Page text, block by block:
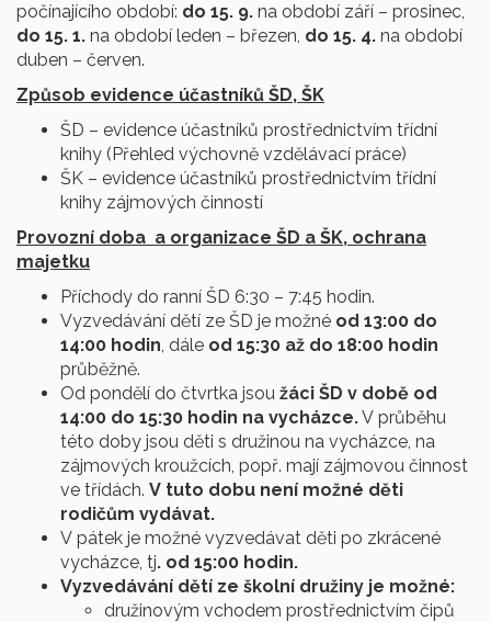
počínajícího období: do 15. 9. na období září – prosinec,
do 15. 1. na období leden – březen, do 15. 4. na období
duben – červen.
Způsob evidence účastníků ŠD, ŠK
ŠD – evidence účastníků prostřednictvím třídní
knihy (Přehled výchovně vzdělávací práce)
ŠK – evidence účastníků prostřednictvím třídní
knihy zájmových činností
Provozní doba a organizace ŠD a ŠK, ochrana
majetku
Příchody do ranní ŠD 6:30 – 7:45 hodin.
Vyzvedávání dětí ze ŠD je možné od 13:00 do
14:00 hodin, dále od 15:30 až do 18:00 hodin
průběžně.
Od pondělí do čtvrtka jsou žáci ŠD v době od
14:00 do 15:30 hodin na vycházce.V průběhu
této doby jsou děti s družinou na vycházce, na
zájmových kroužcích, popř. mají zájmovou činnost
ve třídách. V tuto dobu není možné děti
rodičům vydávat.
V pátek je možné vyzvedávat děti po zkrácené
vycházce, tj. od 15:00 hodin.
Vyzvedávání dětí ze školní družiny je možné:
družinovým vchodem prostřednictvím čipů